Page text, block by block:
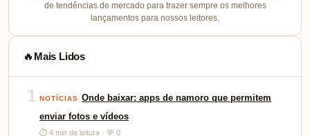
de tendências de mercado para trazer sempre os melhores
lançamentos para nossos leitores.
🔥 Mais Lidos
1 NOTÍCIAS Onde baixar: apps de namoro que permitem
enviar fotos e vídeos
⏱ 4 min de leitura · 💬 0